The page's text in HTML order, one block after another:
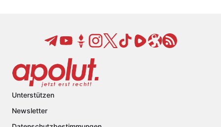
Unterstützen
Newsletter